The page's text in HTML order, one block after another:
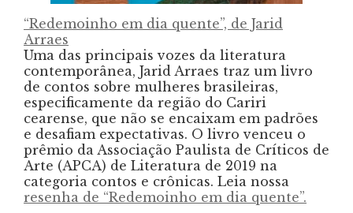
“Redemoinho em dia quente”, de Jarid
Arraes
Uma das principais vozes da literatura
contemporânea, Jarid Arraes traz um livro
de contos sobre mulheres brasileiras,
especificamente da região do Cariri
cearense, que não se encaixam em padrões
e desafiam expectativas. O livro venceu o
prêmio da Associação Paulista de Críticos de
Arte (APCA) de Literatura de 2019 na
categoria contos e crônicas. Leia nossa
resenha de “Redemoinho em dia quente”.